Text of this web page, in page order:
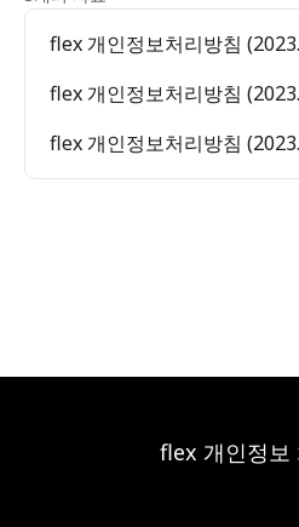
flex 개인정보처리방침
flex 개인정보처리방침
flex 개인정보처리방침
flex 개인정보